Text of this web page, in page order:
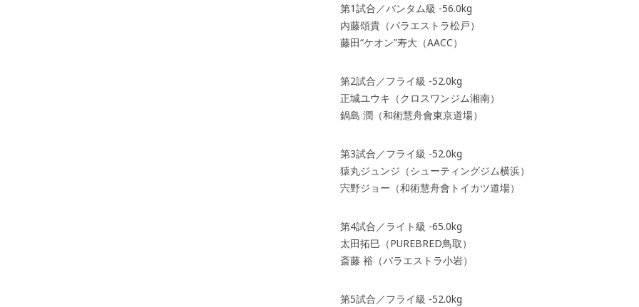
第1試合／バンタム級 -56.0kg
内藤頌貴（パラエストラ松戸）
藤田“ケオン”寿大（AACC）
第2試合／フライ級 -52.0kg
正城ユウキ（クロスワンジム湘南）
鍋島 潤（和術慧舟會東京道場）
第3試合／フライ級 -52.0kg
猿丸ジュンジ（シューティングジム横浜）
宍野ジョー（和術慧舟會トイカツ道場）
第4試合／ライト級 -65.0kg
太田拓巳（PUREBRED鳥取）
斎藤 裕（パラエストラ小岩）
第5試合／フライ級 -52.0kg